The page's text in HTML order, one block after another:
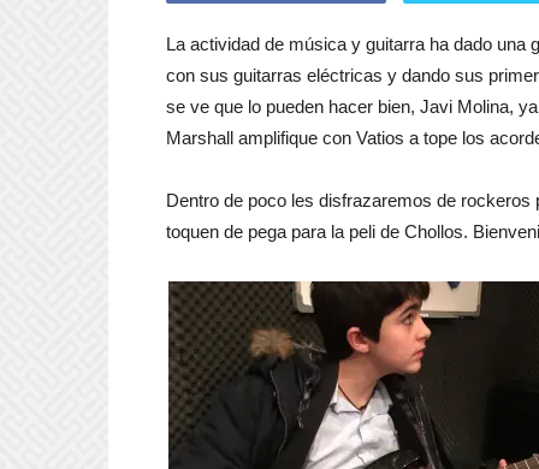
La actividad de música y guitarra ha dado una
con sus guitarras eléctricas y dando sus
se ve que lo pueden hacer bien, Javi Molina,
Marshall amplifique con Vatios a tope los
Dentro de poco les disfrazaremos de
toquen de pega para la peli de Chollos.